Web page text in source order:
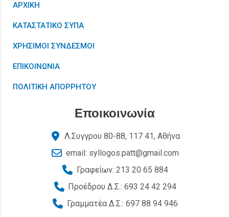
ΑΡΧΙΚΗ
ΚΑΤΑΣΤΑΤΙΚΟ ΣΥΠΑ
ΧΡΗΣΙΜΟΙ ΣΥΝΔΕΣΜΟΙ
ΕΠΙΚΟΙΝΩΝΙΑ
ΠΟΛΙΤΙΚΗ ΑΠΟΡΡΗΤΟΥ
Εποικοινωνία
Λ.Συγγρου 80-88, 117 41, Αθήνα
email: syllogos.patt@gmail.com
Γραφείων: 213 20 65 884
Προέδρου Δ.Σ.: 693 24 42 294
Γραμματέα Δ.Σ.: 697 88 94 946